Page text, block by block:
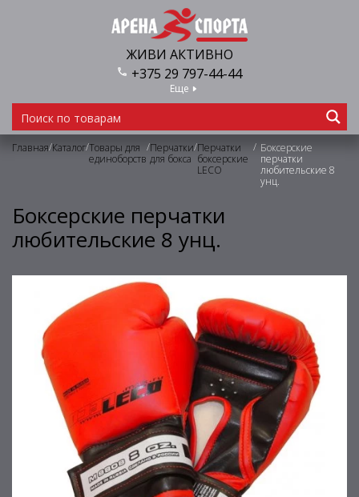
ЖИВИ АКТИВНО
+375 29 797-44-44
Еще
Главная/Каталог/Товары для
единоборств
/Перчатки
для бокса
/Перчатки
боксерские
LECO
/ Боксерские
перчатки
любительские 8
унц.
Боксерские перчатки
любительские 8 унц.